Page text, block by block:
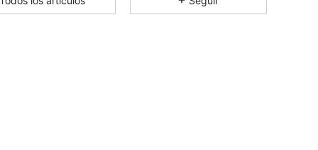
4.30 29 274